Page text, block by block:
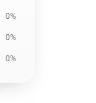
0%
0%
0%